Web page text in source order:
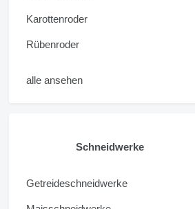
Karottenroder
Rübenroder
alle ansehen
Schneidwerke
Getreideschneidwerke